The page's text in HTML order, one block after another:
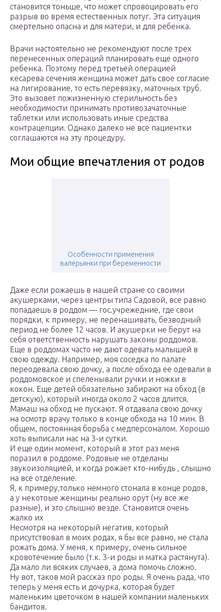
становится тоньше, что может спровоцировать его
разрыв во время естественных потуг. Эта ситуация
смертельно опасна и для матери, и для ребенка.
Врачи настоятельно не рекомендуют после трех
перенесенных операций планировать еще одного
ребенка. Поэтому перед третьей операцией
кесарева сечения женщина может дать свое согласие
на лигирование, то есть перевязку, маточных труб.
Это вызовет пожизненную стерильность без
необходимости принимать противозачаточные
таблетки или использовать иные средства
контрацепции. Однако далеко не все пациентки
соглашаются на эту процедуру.
Мои общие впечатления от родов
Особенности применения
валерьянки при беременности
Даже если рожаешь в нашей стране со своими
акушерками, через центры типа Садовой, все равно
попадаешь в роддом — гос.учрежедние, где свои
порядки, к примеру, не перенашивать, безводный
период не более 12 часов. И акушерки не берут на
себя ответственность нарушать законы роддомов.
Еще в роддомах часто не дают одевать малышей в
свою одежду. Например, моя соседка по палате
переодевала свою дочку, а после обхода ее одевали в
роддомовское и спеленывали ручки и ножки в
кокон. Еще детей обязательно забирают на обход (в
детскую), который иногда около 2 часов длится.
Мамаш на обход не пускают. Я отдавала свою дочку
на осмотр врачу только в конце обхода на 10 мин. В
общем, постоянная борьба с медперсоналом. Хорошо
хоть выписали нас на 3-и сутки.
И еще один момент, который в этот раз меня
поразил в роддоме. Родовые не отделаны
звукоизоляцией, и когда рожает кто-нибудь , слышно
на все отделение.
Я, к примеру,только немного стонала в конце родов,
а у некотоые женщины реально орут (ну все же
разные), и это слышно везде. Становится очень
жалко их
Несмотря на некоторый негатив, который
присутствовал в моих родах, я бы все равно, не стала
рожать дома. У меня, к примеру, очень сильное
кровотечение было (т.к. 3-и роды и матка растянута).
Да мало ли всяких случаев, а дома помочь сложно.
Ну вот, таков мой рассказ про роды. Я очень рада, что
теперь у меня есть и дочурка, которая будет
маленьким цветочком в нашей компании маленьких
бандитов.